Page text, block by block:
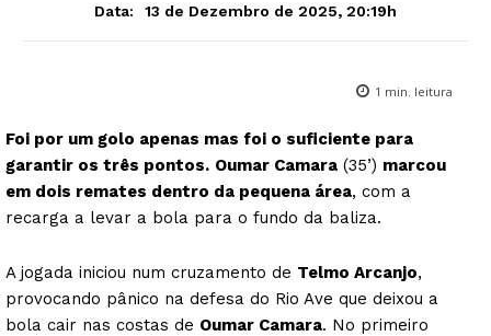
Data:
13 de Dezembro de 2025, 20:19h
1 min. leitura
Foi por um golo apenas mas foi o suficiente para
garantir os três pontos. Oumar Camara (35’) marcou
em dois remates dentro da pequena área, com a
recarga a levar a bola para o fundo da baliza.
A jogada iniciou num cruzamento de Telmo Arcanjo,
provocando pânico na defesa do Rio Ave que deixou a
bola cair nas costas de Oumar Camara. No primeiro